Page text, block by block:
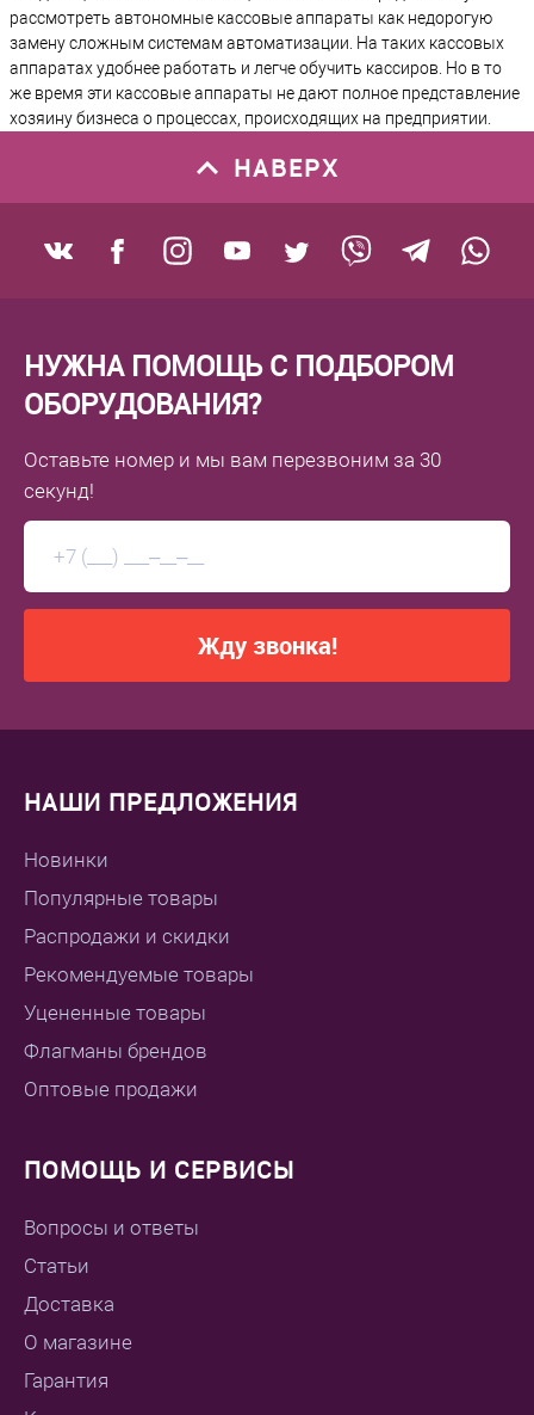
рассмотреть автономные кассовые аппараты как недорогую
замену сложным системам автоматизации. На таких кассовых
аппаратах удобнее работать и легче обучить кассиров. Но в то
же время эти кассовые аппараты не дают полное представление
хозяину бизнеса о процессах, происходящих на предприятии.
НАВЕРХ
НУЖНА ПОМОЩЬ С ПОДБОРОМ
ОБОРУДОВАНИЯ?
Оставьте номер и мы вам перезвоним за 30
секунд!
Жду звонка!
НАШИ ПРЕДЛОЖЕНИЯ
Новинки
Популярные товары
Распродажи и скидки
Рекомендуемые товары
Уцененные товары
Флагманы брендов
Оптовые продажи
ПОМОЩЬ И СЕРВИСЫ
Вопросы и ответы
Статьи
Доставка
О магазине
Гарантия